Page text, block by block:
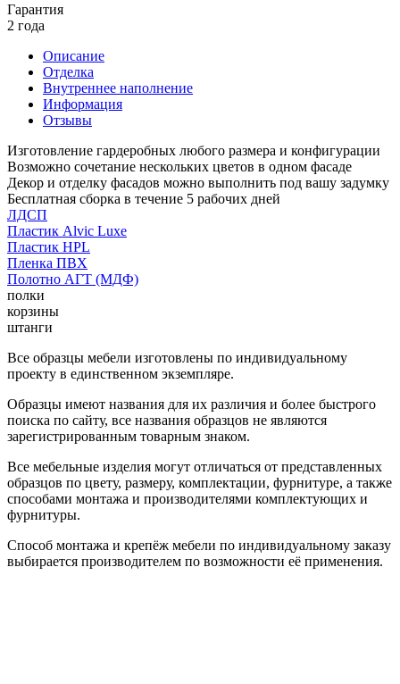
Гарантия
2 года
Описание
Отделка
Внутреннее наполнение
Информация
Отзывы
Изготовление гардеробных любого размера и конфигурации
Возможно сочетание нескольких цветов в одном фасаде
Декор и отделку фасадов можно выполнить под вашу задумку
Бесплатная сборка в течение 5 рабочих дней
ЛДСП
Пластик Alvic Luxe
Пластик HPL
Пленка ПВХ
Полотно АГТ (МДФ)
полки
корзины
штанги
Все образцы мебели изготовлены по индивидуальному
проекту в единственном экземпляре.
Образцы имеют названия для их различия и более быстрого
поиска по сайту, все названия образцов не являются
зарегистрированным товарным знаком.
Все мебельные изделия могут отличаться от представленных
образцов по цвету, размеру, комплектации, фурнитуре, а также
способами монтажа и производителями комплектующих и
фурнитуры.
Способ монтажа и крепёж мебели по индивидуальному заказу
выбирается производителем по возможности её применения.